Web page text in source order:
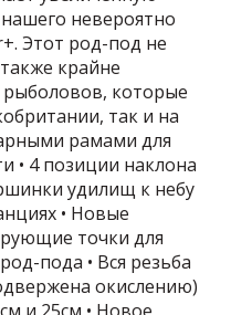
невероятно
Этот род-под не
крайне
рыболовов, которые
так и на
рамами для
• 4 позиции наклона
удилищ к небу
• Новые
точки для
пода • Вся резьба
окислению)